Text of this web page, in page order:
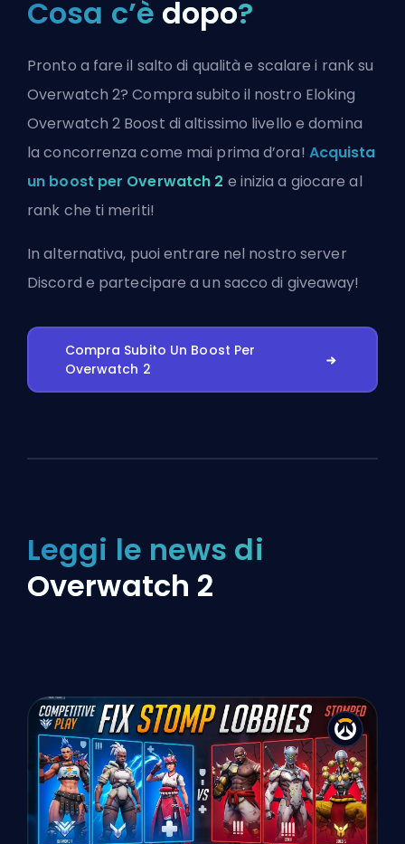
Cosa c’è dopo?
Pronto a fare il salto di qualità e scalare i rank su
Overwatch 2? Compra subito il nostro Eloking
Overwatch 2 Boost di altissimo livello e domina
la concorrenza come mai prima d’ora! Acquista
un boost per Overwatch 2 e inizia a giocare al
rank che ti meriti!
In alternativa, puoientrare nel nostro server
Discord e partecipare a un sacco di giveaway!
Compra Subito Un Boost Per
Overwatch 2
Leggi le news di
Overwatch 2